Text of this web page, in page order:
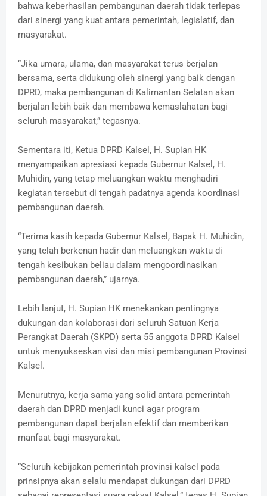
bahwa keberhasilan pembangunan daerah tidak terlepas
dari sinergi yang kuat antara pemerintah, legislatif, dan
masyarakat.
“Jika umara, ulama, dan masyarakat terus berjalan
bersama, serta didukung oleh sinergi yang baik dengan
DPRD, maka pembangunan di Kalimantan Selatan akan
berjalan lebih baik dan membawa kemaslahatan bagi
seluruh masyarakat,” tegasnya.
Sementara iti, Ketua DPRD Kalsel, H. Supian HK
menyampaikan apresiasi kepada Gubernur Kalsel, H.
Muhidin, yang tetap meluangkan waktu menghadiri
kegiatan tersebut di tengah padatnya agenda koordinasi
pembangunan daerah.
“Terima kasih kepada Gubernur Kalsel, Bapak H. Muhidin,
yang telah berkenan hadir dan meluangkan waktu di
tengah kesibukan beliau dalam mengoordinasikan
pembangunan daerah,” ujarnya.
Lebih lanjut, H. Supian HK menekankan pentingnya
dukungan dan kolaborasi dari seluruh Satuan Kerja
Perangkat Daerah (SKPD) serta 55 anggota DPRD Kalsel
untuk menyukseskan visi dan misi pembangunan Provinsi
Kalsel.
Menurutnya, kerja sama yang solid antara pemerintah
daerah dan DPRD menjadi kunci agar program
pembangunan dapat berjalan efektif dan memberikan
manfaat bagi masyarakat.
“Seluruh kebijakan pemerintah provinsi kalsel pada
prinsipnya akan selalu mendapat dukungan dari DPRD